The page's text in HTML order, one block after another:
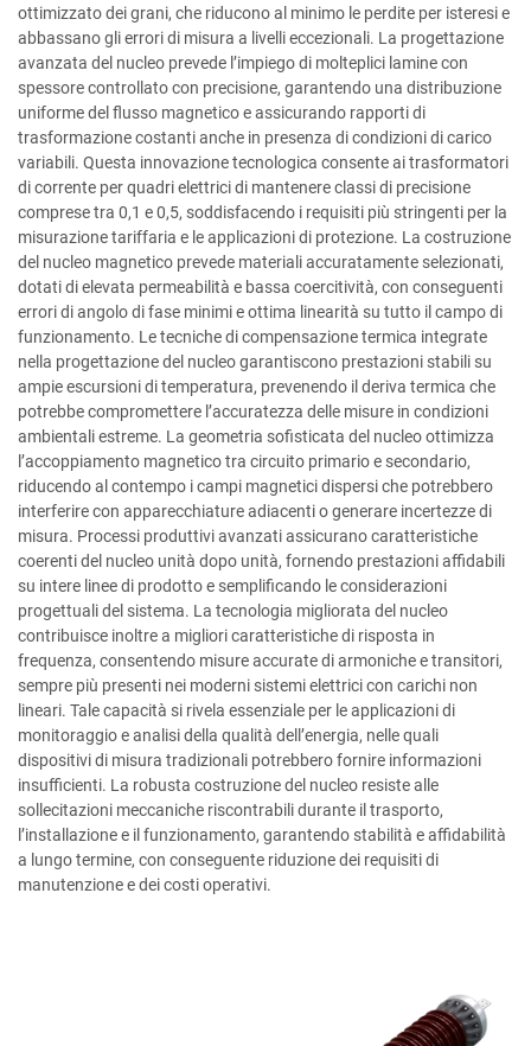
ottimizzato dei grani, che riducono al minimo le perdite per isteresi e
abbassano gli errori di misura a livelli eccezionali. La progettazione
avanzata del nucleo prevede l’impiego di molteplici lamine con
spessore controllato con precisione, garantendo una distribuzione
uniforme del flusso magnetico e assicurando rapporti di
trasformazione costanti anche in presenza di condizioni di carico
variabili. Questa innovazione tecnologica consente ai trasformatori
di corrente per quadri elettrici di mantenere classi di precisione
comprese tra 0,1 e 0,5, soddisfacendo i requisiti più stringenti per la
misurazione tariffaria e le applicazioni di protezione. La costruzione
del nucleo magnetico prevede materiali accuratamente selezionati,
dotati di elevata permeabilità e bassa coercitività, con conseguenti
errori di angolo di fase minimi e ottima linearità su tutto il campo di
funzionamento. Le tecniche di compensazione termica integrate
nella progettazione del nucleo garantiscono prestazioni stabili su
ampie escursioni di temperatura, prevenendo il deriva termica che
potrebbe compromettere l’accuratezza delle misure in condizioni
ambientali estreme. La geometria sofisticata del nucleo ottimizza
l’accoppiamento magnetico tra circuito primario e secondario,
riducendo al contempo i campi magnetici dispersi che potrebbero
interferire con apparecchiature adiacenti o generare incertezze di
misura. Processi produttivi avanzati assicurano caratteristiche
coerenti del nucleo unità dopo unità, fornendo prestazioni affidabili
su intere linee di prodotto e semplificando le considerazioni
progettuali del sistema. La tecnologia migliorata del nucleo
contribuisce inoltre a migliori caratteristiche di risposta in
frequenza, consentendo misure accurate di armoniche e transitori,
sempre più presenti nei moderni sistemi elettrici con carichi non
lineari. Tale capacità si rivela essenziale per le applicazioni di
monitoraggio e analisi della qualità dell’energia, nelle quali
dispositivi di misura tradizionali potrebbero fornire informazioni
insufficienti. La robusta costruzione del nucleo resiste alle
sollecitazioni meccaniche riscontrabili durante il trasporto,
l’installazione e il funzionamento, garantendo stabilità e affidabilità
a lungo termine, con conseguente riduzione dei requisiti di
manutenzione e dei costi operativi.